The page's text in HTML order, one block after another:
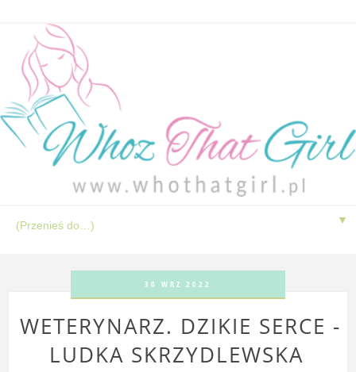
▼
30 WRZ 2022
WETERYNARZ. DZIKIE SERCE -
LUDKA SKRZYDLEWSKA